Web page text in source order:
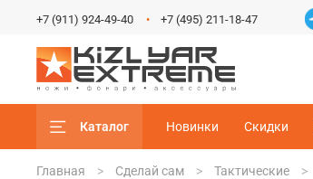
+7 (911) 924-49-40 +7 (495) 211-18-47
Каталог Новинки Скидки
Главная Сделай сам Тактические